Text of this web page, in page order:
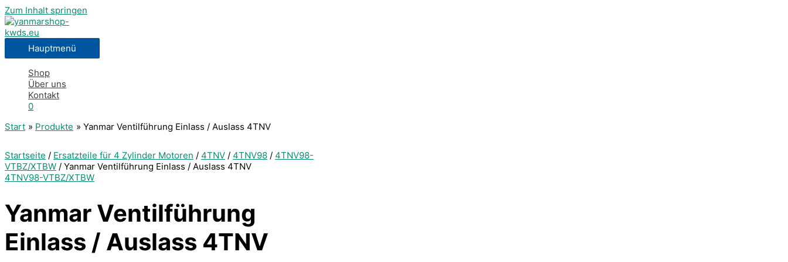
Zum Inhalt springen
Hauptmenü
Shop
Über uns
Kontakt
0
Start
Produkte Yanmar Ventilführung Einlass / Auslass 4TNV
Startseite / Ersatzteile für 4 Zylinder Motoren / 4TNV / 4TNV98 / 4TNV98-
VTBZ/XTBW / Yanmar Ventilführung Einlass / Auslass 4TNV
4TNV98-VTBZ/XTBW
Yanmar Ventilführung
Einlass / Auslass 4TNV